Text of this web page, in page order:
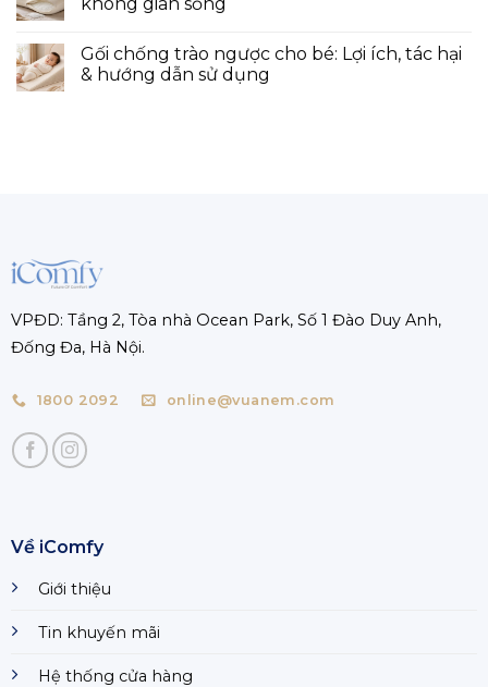
Gối chống trào ngược cho bé: Lợi ích, tác hại
& hướng dẫn sử dụng
VPĐD: Tầng 2, Tòa nhà Ocean Park, Số 1 Đào Duy Anh,
Đống Đa, Hà Nội.
1800 2092 online@vuanem.com
Về iComfy
Giới thiệu
Tin khuyến mãi
Hệ thống cửa hàng